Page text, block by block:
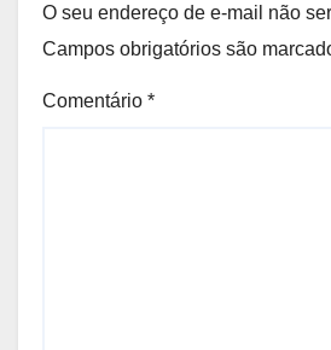
O seu endereço de e-mail não
Campos obrigatórios são
Comentário *